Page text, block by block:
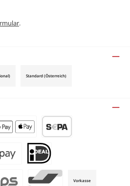
.
Standard (Österreich)
Pay / Google Pay (via Stripe)
SEPA-Lastschrift (via Stripe)
iDeal (via Stripe)
Vorkasse